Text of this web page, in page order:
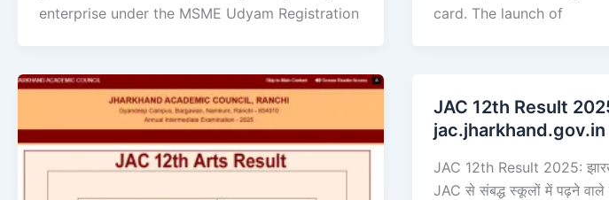
enterprise under the MSME Udyam Registration
card. The launch of
JAC 12th Result
JAC 12th Result 2025:
JAC से संबद्ध स्कूलों में पढ़ने वाले